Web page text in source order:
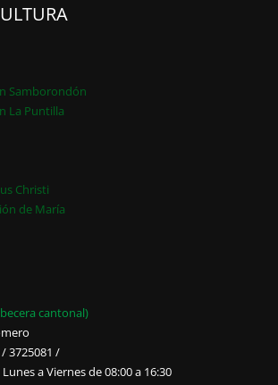
Samborondón
La Puntilla
Christi
de María
cantonal)
3725081 /
Lunes a Viernes de 08:00 a 16:30